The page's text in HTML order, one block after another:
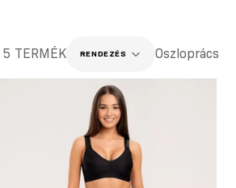
5 TERMÉK RENDEZÉS Oszloprács